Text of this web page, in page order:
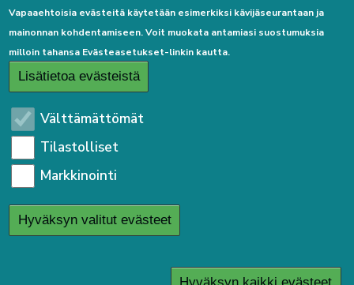
Linkkejä
Etusivulle
Kirjaudu sisään
Saavutettavuusseloste
Sivukartta
Tietosuojaseloste
Kirjaudu sisään
Vapaaehtoisia evästeitä käytetään esimerkiksi kävijäseurantaan ja
mainonnan kohdentamiseen. Voit muokata antamiasi suostumuksia
milloin tahansa Evästeasetukset-linkin kautta.
Lisätietoa evästeistä
Välttämättömät
Tilastolliset
Markkinointi
Hyväksyn valitut evästeet